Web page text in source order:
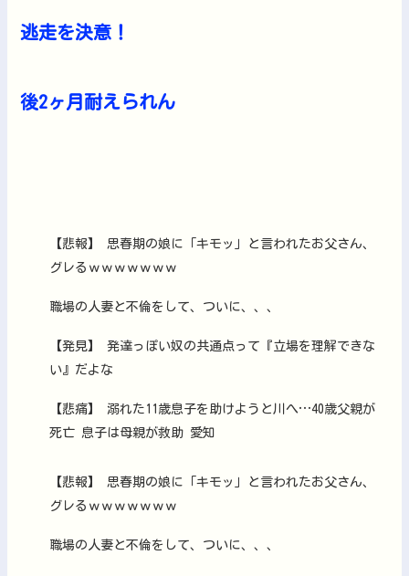
逃走を決意！
後2ヶ月耐えられん
【悲報】 思春期の娘に「キモッ」と言われたお父さん、
グレるｗｗｗｗｗｗｗ
職場の人妻と不倫をして、ついに、、、
【発見】 発達っぽい奴の共通点って『立場を理解できな
い』だよな
【悲痛】 溺れた11歳息子を助けようと川へ…40歳父親が
死亡 息子は母親が救助 愛知
【悲報】 思春期の娘に「キモッ」と言われたお父さん、
グレるｗｗｗｗｗｗｗ
職場の人妻と不倫をして、ついに、、、